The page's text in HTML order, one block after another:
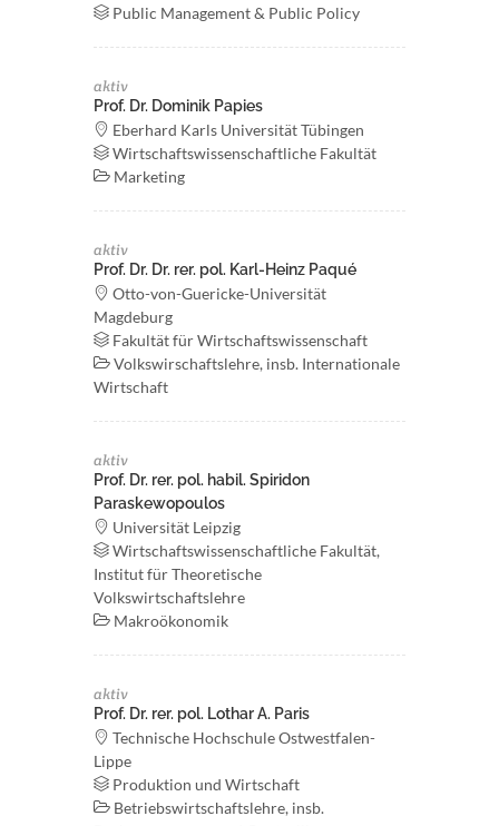
Public Management & Public Policy
aktiv
Prof. Dr. Dominik Papies
Eberhard Karls Universität Tübingen
Wirtschaftswissenschaftliche Fakultät
Marketing
aktiv
Prof. Dr. Dr. rer. pol. Karl-Heinz Paqué
Otto-von-Guericke-Universität
Magdeburg
Fakultät für Wirtschaftswissenschaft
Volkswirschaftslehre, insb. Internationale
Wirtschaft
aktiv
Prof. Dr. rer. pol. habil. Spiridon
Paraskewopoulos
Universität Leipzig
Wirtschaftswissenschaftliche Fakultät,
Institut für Theoretische
Volkswirtschaftslehre
Makroökonomik
aktiv
Prof. Dr. rer. pol. Lothar A. Paris
Technische Hochschule Ostwestfalen-
Lippe
Produktion und Wirtschaft
Betriebswirtschaftslehre, insb.